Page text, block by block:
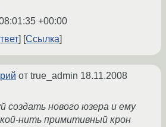
+00:00
Ссылка
от true_admin 18.11.2008
создать нового юзера и ему
нить примитивный крон